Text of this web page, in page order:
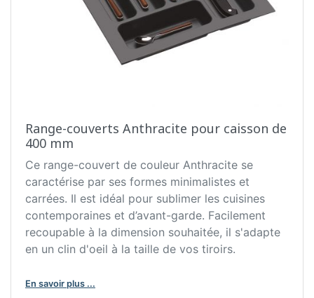
Range-couverts Anthracite pour caisson de
400 mm
Ce range-couvert de couleur Anthracite se
caractérise par ses formes minimalistes et
carrées. Il est idéal pour sublimer les cuisines
contemporaines et d’avant-garde. Facilement
recoupable à la dimension souhaitée, il s'adapte
en un clin d'oeil à la taille de vos tiroirs.
En savoir plus ...